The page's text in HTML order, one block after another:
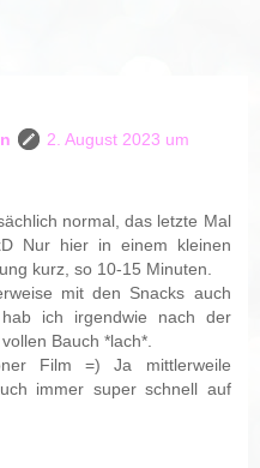
2. August 2023 um
normal, das letzte Mal
Nur hier in einem kleinen
kurz, so 10-15 Minuten.
mit den Snacks auch
ich irgendwie nach der
Bauch *lach*.
Film =) Ja mittlerweile
immer super schnell auf